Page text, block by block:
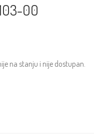
00
na stanju i nije dostupan.